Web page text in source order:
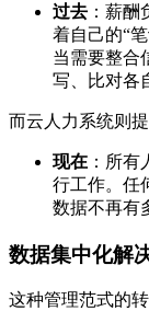
过去 ：薪
着自己的“
当需要整合
写、比对各
而云人力系统则
现在 ：所
行工作。任
数据不再有
数据集中化解
这种管理范式的